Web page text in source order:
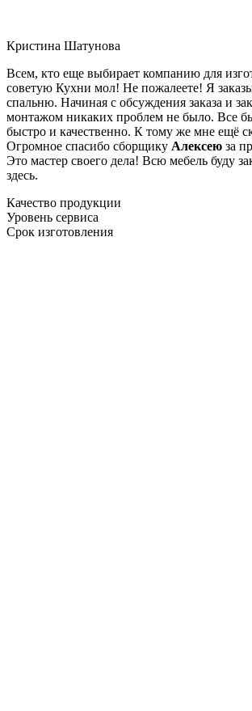
Кристина Шатунова
Всем, кто еще выбирает компанию для
советую Кухни мол! Не пожалеете! Я
спальню. Начиная с обсуждения заказа и
монтажом никаких проблем не было. Все
быстро и качественно. К тому же мне ещё
Огромное спасибо сборщику Алексею за
Это мастер своего дела! Всю мебель буду
здесь.
Качество продукции
Уровень сервиса
Срок изготовления